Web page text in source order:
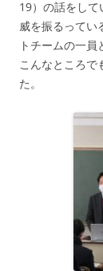
19）の話をし
威を振るってい
トチームの一
こんなところで
た。